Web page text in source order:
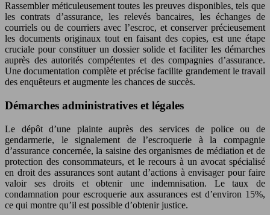
Rassembler méticuleusement toutes les preuves disponibles, tels que
les contrats d’assurance, les relevés bancaires, les échanges de
courriels ou de courriers avec l’escroc, et conserver précieusement
les documents originaux tout en faisant des copies, est une étape
cruciale pour constituer un dossier solide et faciliter les démarches
auprès des autorités compétentes et des compagnies d’assurance.
Une documentation complète et précise facilite grandement le travail
des enquêteurs et augmente les chances de succès.
Démarches administratives et légales
Le dépôt d’une plainte auprès des services de police ou de
gendarmerie, le signalement de l’escroquerie à la compagnie
d’assurance concernée, la saisine des organismes de médiation et de
protection des consommateurs, et le recours à un avocat spécialisé
en droit des assurances sont autant d’actions à envisager pour faire
valoir ses droits et obtenir une indemnisation. Le taux de
condamnation pour escroquerie aux assurances est d’environ 15%,
ce qui montre qu’il est possible d’obtenir justice.